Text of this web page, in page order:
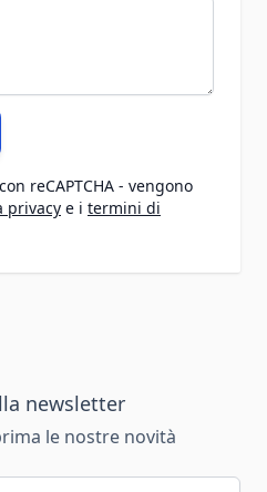
reCAPTCHA - vengono
privacy e i termini di
newsletter
le nostre novità